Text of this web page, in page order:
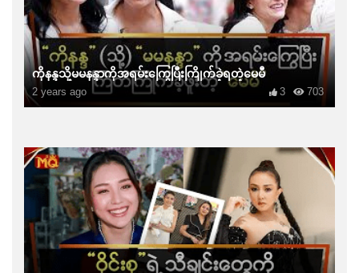
ကိုနန္ဒသို့မမနန္ဒာကိုအရမ်းကြွေပြီးကြိုက်ခဲ့ရတဲ့မေမီ
2 years ago 703
3